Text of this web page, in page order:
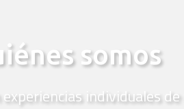
somos
individuales de